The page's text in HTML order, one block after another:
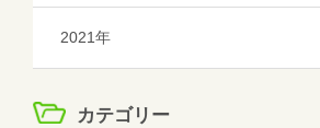
2021年
カテゴリー